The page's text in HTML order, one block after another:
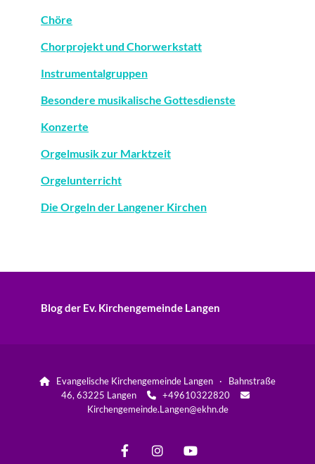
Chöre
Chorprojekt und Chorwerkstatt
Instrumentalgruppen
Besondere musikalische Gottesdienste
Konzerte
Orgelmusik zur Marktzeit
Orgelunterricht
Die Orgeln der Langener Kirchen
Blog der Ev. Kirchengemeinde Langen

Evangelische Kirchengemeinde Langen · Bahnstraße
46, 63225 Langen
 +49610322820 
Kirchengemeinde.Langen@ekhn.de